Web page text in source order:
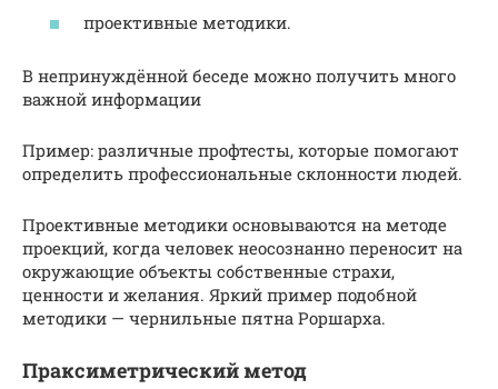
проективные методики.
В непринуждённой беседе можно получить много
важной информации
Пример: различные профтесты, которые помогают
определить профессиональные склонности людей.
Проективные методики основываются на методе
проекций, когда человек неосознанно переносит на
окружающие объекты собственные страхи,
ценности и желания. Яркий пример подобной
методики — чернильные пятна Роршарха.
Праксиметрический метод